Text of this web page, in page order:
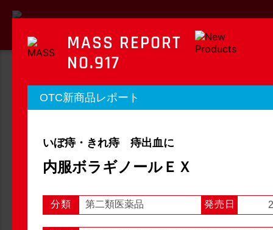
MASS REPORT
マスレポート
OTC新商品レポート 店頭観察レポート
OTC新商品レポート 店頭観察
MASS REPORT
NO.917
OTC新商品レポート
いぼ痔・きれ痔 痔出血に
内服ボラギノールＥＸ
分類 第二類医薬品 発売日